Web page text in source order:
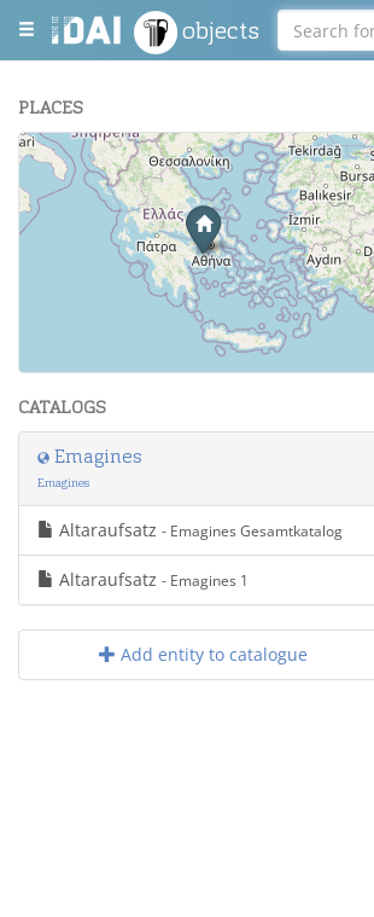
objects
PLACES
+
−
| Maps and Data ©
CATALOGS
Emagines
Emagines
Altaraufsatz - Emagines Gesamtkatalog
Altaraufsatz - Emagines 1
Add entity to catalogue